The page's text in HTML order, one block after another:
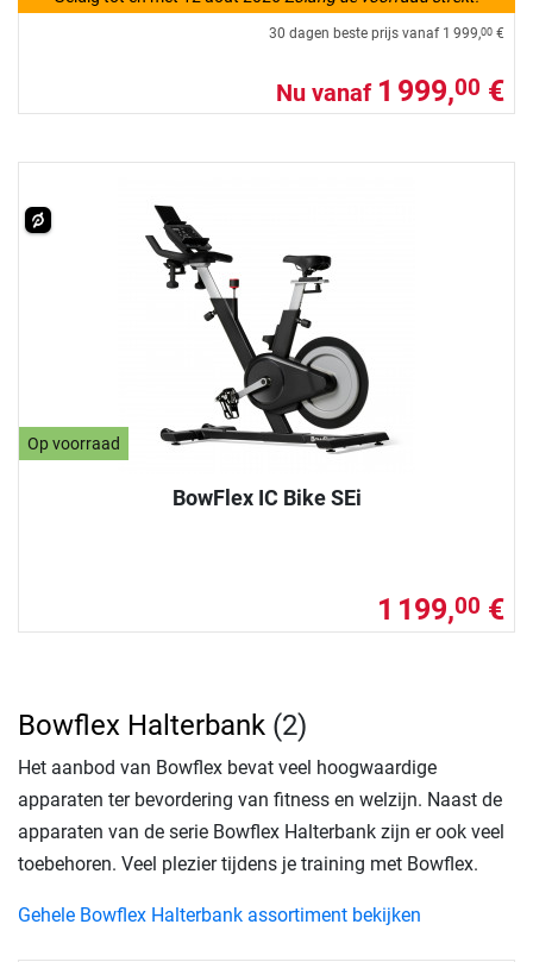
30 dagen beste prijs vanaf 1 999,00 €
Nu vanaf 1 999,00 €
Op voorraad
BowFlex IC Bike SEi
1 199,00 €
Bowflex Halterbank (2)
Het aanbod van Bowflex bevat veel hoogwaardige
apparaten ter bevordering van fitness en welzijn. Naast de
apparaten van de serie Bowflex Halterbank zijn er ook veel
toebehoren. Veel plezier tijdens je training met Bowflex.
Gehele Bowflex Halterbank assortiment bekijken